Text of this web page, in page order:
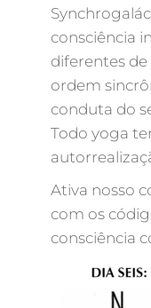
consciência
diferentes
ordem
conduta do
Todo yoga
Ativa nosso
com os
consciência